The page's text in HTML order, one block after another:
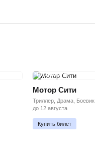
ПРЕМЬЕРА
Мотор Сити
Триллер, Драма, Боевик,
до 12 августа
Купить билет